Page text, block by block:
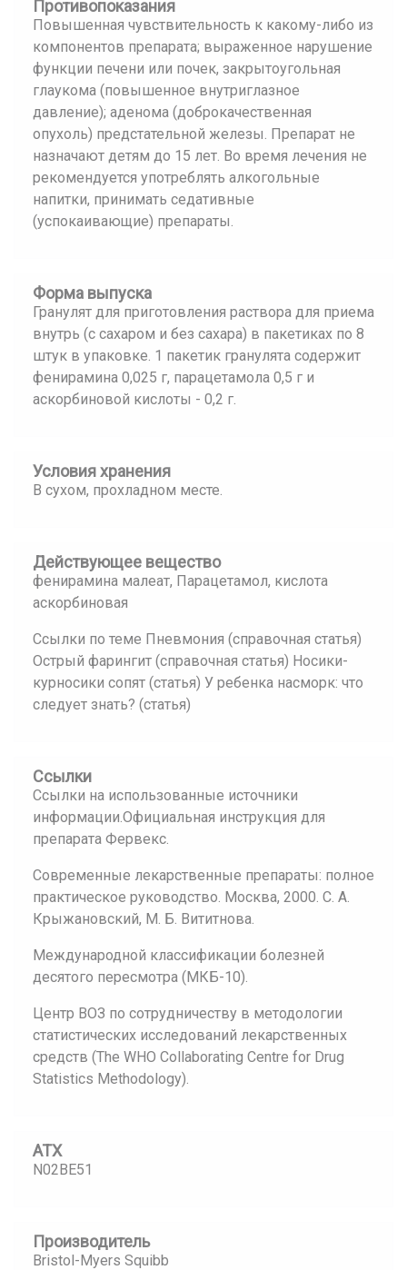
Противопоказания
Повышенная чувствительность к какому-либо из
компонентов препарата; выраженное нарушение
функции печени или почек, закрытоугольная
глаукома (повышенное внутриглазное
давление); аденома (доброкачественная
опухоль) предстательной железы. Препарат не
назначают детям до 15 лет. Во время лечения не
рекомендуется употреблять алкогольные
напитки, принимать седативные
(успокаивающие) препараты.
Форма выпуска
Гранулят для приготовления раствора для приема
внутрь (с сахаром и без сахара) в пакетиках по 8
штук в упаковке. 1 пакетик гранулята содержит
фенирамина 0,025 г, парацетамола 0,5 г и
аскорбиновой кислоты - 0,2 г.
Условия хранения
В сухом, прохладном месте.
Действующее вещество
фенирамина малеат, Парацетамол, кислота
аскорбиновая
Ссылки по теме Пневмония (справочная статья)
Острый фарингит (справочная статья) Носики-
курносики сопят (статья) У ребенка насморк: что
следует знать? (статья)
Ссылки
Ссылки на использованные источники
информации.Официальная инструкция для
препарата Фервекс.
Современные лекарственные препараты: полное
практическое руководство. Москва, 2000. С. А.
Крыжановский, М. Б. Вититнова.
Международной классификации болезней
десятого пересмотра (МКБ-10).
Центр ВОЗ по сотрудничеству в методологии
статистических исследований лекарственных
средств (The WHO Collaborating Centre for Drug
Statistics Methodology).
АТХ
N02BE51
Производитель
Bristol-Myers Squibb